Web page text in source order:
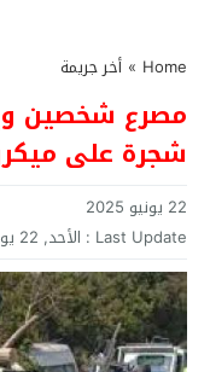
Home
» أخر جريمة
شجرة على
22 يونيو 2025
Last Update : الأحد, 22 يونيو, 2025 - 9:34 مساءً